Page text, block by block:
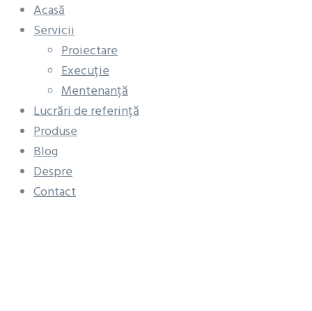
Acasă
Servicii
Proiectare
Execuție
Mentenanță
Lucrări de referință
Produse
Blog
Despre
Contact